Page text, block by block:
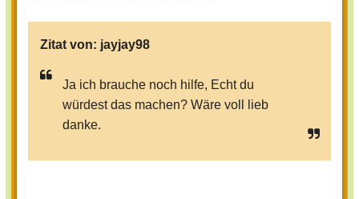
Zitat von: jayjay98
Ja ich brauche noch hilfe, Echt du
würdest das machen? Wäre voll lieb
danke.